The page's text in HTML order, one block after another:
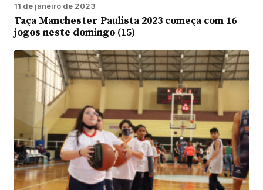
11 de janeiro de 2023
Taça Manchester Paulista 2023 começa com 16
jogos neste domingo (15)